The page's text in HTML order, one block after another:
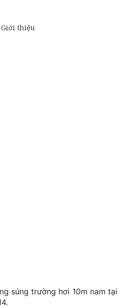
súng trường hơi 10m nam tại